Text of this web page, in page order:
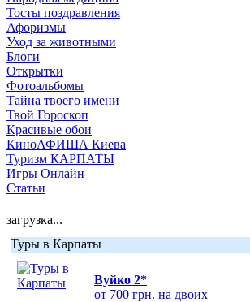
Тосты поздравления
Афоризмы
Уход за животными
Блоги
Открытки
Фотоальбомы
Тайна твоего имени
Твой Гороскоп
Красивые обои
КиноАФИША Киева
Туризм КАРПАТЫ
Игры Онлайн
Статьи
загрузка...
Туры в Карпаты
Вуйко 2*
от 700 грн. на двоих